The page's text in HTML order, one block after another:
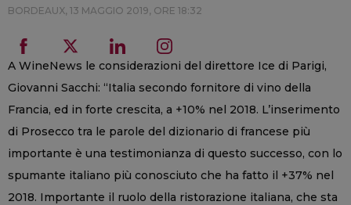
BORDEAUX, 13 MAGGIO 2019, ORE 18:32
A WineNews le considerazioni del direttore Ice di Parigi,
Giovanni Sacchi: “Italia secondo fornitore di vino della
Francia, ed in forte crescita, a +10% nel 2018. L’inserimento
di Prosecco tra le parole del dizionario di francese più
importante è una testimonianza di questo successo, con lo
spumante italiano più conosciuto che ha fatto il +37% nel
2018. Importante il ruolo della ristorazione italiana, che sta